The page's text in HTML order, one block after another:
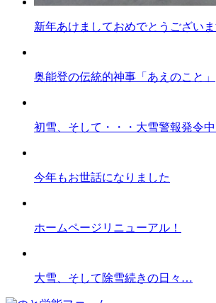
新年あけましておめでとうござい
奥能登の伝統的神事「あえのこと」
初雪、そして・・・大雪警報発令中
今年もお世話になりました
ホームページリニューアル！
大雪、そして除雪続きの日々…